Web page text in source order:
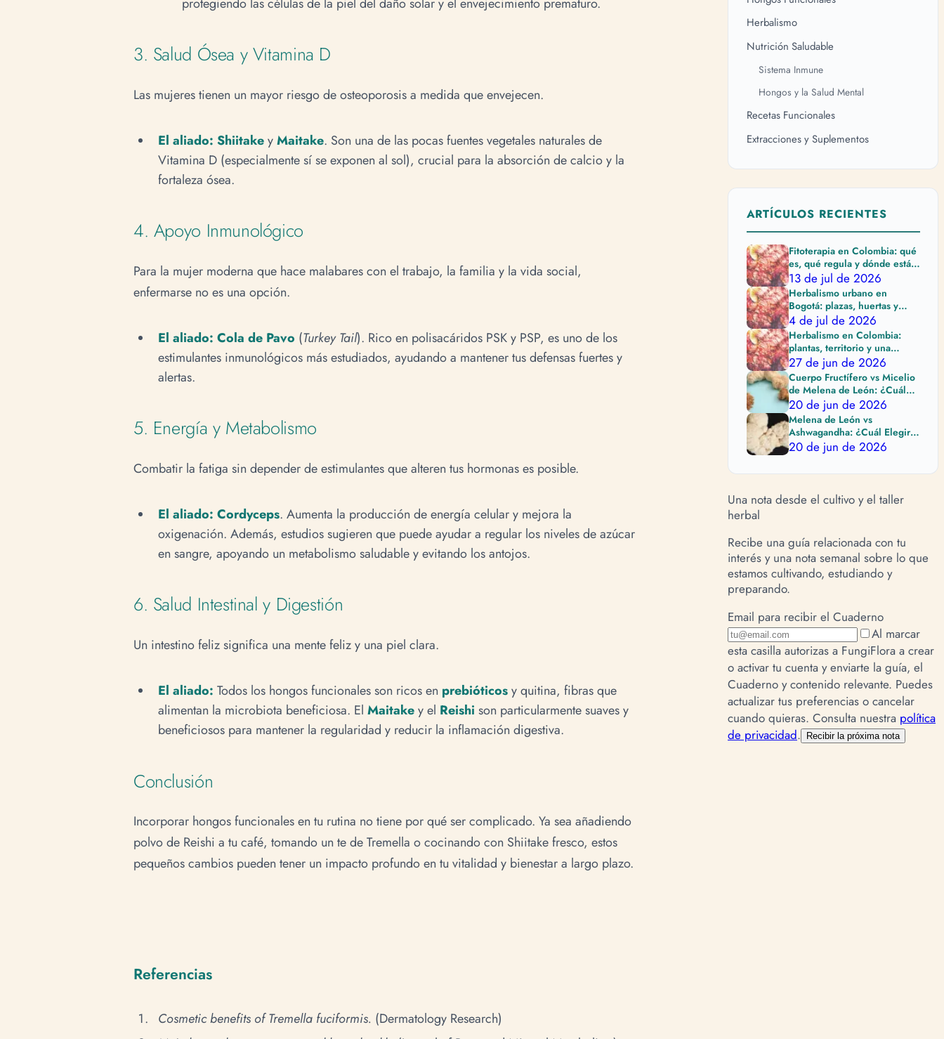
3. Salud Ósea y Vitamina D
Las mujeres tienen un mayor riesgo de osteoporosis a medida que envejecen.
El aliado: ShiitakeyMaitake. Son una de las pocas fuentes vegetales naturales de
Vitamina D (especialmente sí se exponen al sol), crucial para la absorción de calcio y la
fortaleza ósea.
4. Apoyo Inmunológico
Para la mujer moderna que hace malabares con el trabajo, la familia y la vida social,
enfermarse no es una opción.
El aliado: Cola de Pavo (Turkey Tail). Rico en polisacáridos PSK y PSP, es uno de los
estimulantes inmunológicos más estudiados, ayudando a mantener tus defensas fuertes y
alertas.
5. Energía y Metabolismo
Combatir la fatiga sin depender de estimulantes que alteren tus hormonas es posible.
El aliado: Cordyceps. Aumenta la producción de energía celular y mejora la
oxigenación. Además, estudios sugieren que puede ayudar a regular los niveles de azúcar
en sangre, apoyando un metabolismo saludable y evitando los antojos.
6. Salud Intestinal y Digestión
Un intestino feliz significa una mente feliz y una piel clara.
El aliado: Todos los hongos funcionales son ricos en prebióticosy quitina, fibras que
alimentan la microbiota beneficiosa. El Maitakey el Reishi son particularmente suaves y
beneficiosos para mantener la regularidad y reducir la inflamación digestiva.
Conclusión
Incorporar hongos funcionales en tu rutina no tiene por qué ser complicado. Ya sea añadiendo
polvo de Reishi a tu café, tomando un te de Tremella o cocinando con Shiitake fresco, estos
pequeños cambios pueden tener un impacto profundo en tu vitalidad y bienestar a largo plazo.
Referencias
Cosmetic benefits of Tremella fuciformis. (Dermatology Research)
Herbalismo
Nutrición Saludable
Sistema Inmune
Hongos y la Salud Mental
Recetas Funcionales
Extracciones y Suplementos
ARTÍCULOS RECIENTES
Fitoterapia en Colombia: qué
es, qué regula y dónde están
sus límites
13 de jul de 2026
Herbalismo urbano en
Bogotá: plazas, huertas y
cuidado al elegir plantas
4 de jul de 2026
Herbalismo en Colombia:
plantas, territorio y una
práctica que pide cuidado
27 de jun de 2026
Cuerpo Fructífero vs Micelio
de Melena de León: ¿Cuál
Comprar?
20 de jun de 2026
Melena de León vs
Ashwagandha: ¿Cuál Elegir
Según tu Objetivo?
20 de jun de 2026
Una nota desde el cultivo y el taller
herbal
Recibe una guía relacionada con tu
interés y una nota semanal sobre lo que
estamos cultivando, estudiando y
preparando.
Email para recibir el Cuaderno
Al marcar
esta casilla autorizas a FungiFlora a crear
o activar tu cuenta y enviarte la guía, el
Cuaderno y contenido relevante. Puedes
actualizar tus preferencias o cancelar
cuando quieras. Consulta nuestra política
de privacidad. Recibir la próxima nota